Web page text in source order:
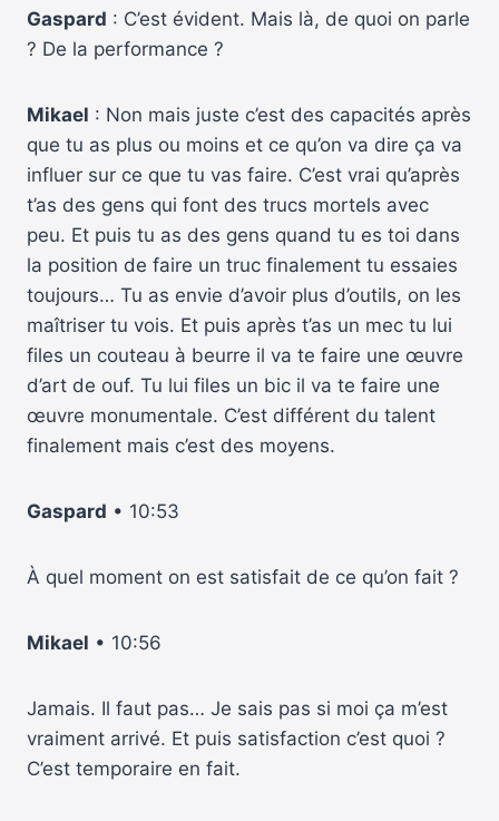
Gaspard : C’est évident. Mais là, de quoi on parle
? De la performance ?
Mikael : Non mais juste c’est des capacités après
que tu as plus ou moins et ce qu’on va dire ça va
influer sur ce que tu vas faire. C’est vrai qu’après
t’as des gens qui font des trucs mortels avec
peu. Et puis tu as des gens quand tu es toi dans
la position de faire un truc finalement tu essaies
toujours… Tu as envie d’avoir plus d’outils, on les
maîtriser tu vois. Et puis après t’as un mec tu lui
files un couteau à beurre il va te faire une œuvre
d’art de ouf. Tu lui files un bic il va te faire une
œuvre monumentale. C’est différent du talent
finalement mais c’est des moyens.
Gaspard • 10:53
À quel moment on est satisfait de ce qu’on fait ?
Mikael • 10:56
Jamais. Il faut pas… Je sais pas si moi ça m’est
vraiment arrivé. Et puis satisfaction c’est quoi ?
C’est temporaire en fait.